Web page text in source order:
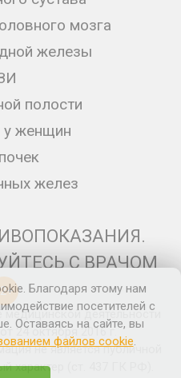
мозга
железы
полости
женщин
желез
С ВРАЧОМ
деятельности
24 октября 2016 г.
не является публичной
характер (ст. 437 ГК РФ).
Благодаря этому нам
посетителей с
Оставаясь на сайте, вы
файлов cookie.